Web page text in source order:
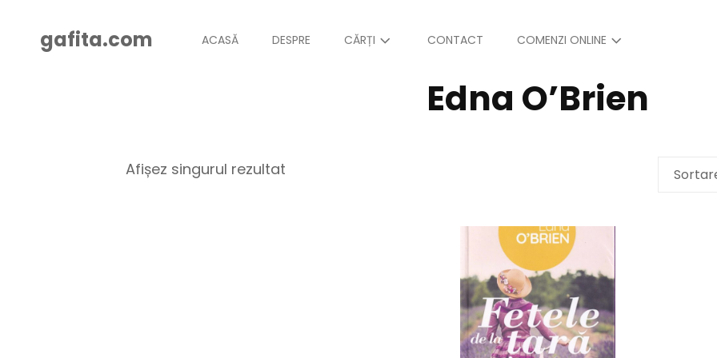
gafita.com ACASĂ DESPRE CĂRȚI CONTACT COMENZI ONLINE
Edna O’Brien
Afișez singurul rezultat